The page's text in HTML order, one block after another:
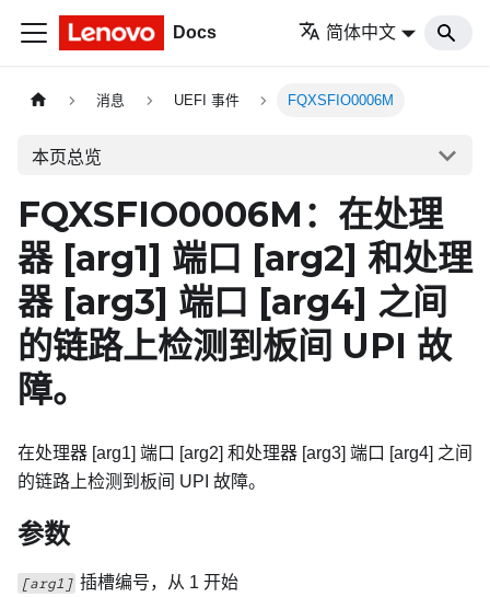
Docs 简体中文
消息 UEFI 事件 FQXSFIO0006M
本页总览
FQXSFIO0006M：在处理
器 [arg1] 端口 [arg2] 和处理
器 [arg3] 端口 [arg4] 之间
的链路上检测到板间 UPI 故
障。
在处理器 [arg1] 端口 [arg2] 和处理器 [arg3] 端口 [arg4] 之间
的链路上检测到板间 UPI 故障。
参数
[arg1] 插槽编号，从 1 开始